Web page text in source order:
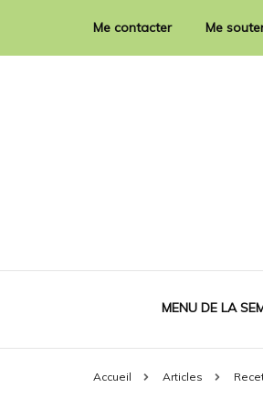
Me contacter Me
MENU DE LA
Accueil Articles